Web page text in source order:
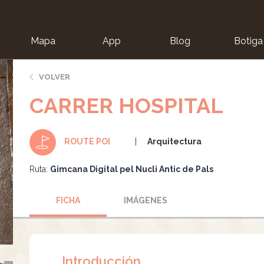
Mapa App Blog Botiga
VOLVER
CARRER HOSPITAL
ROUTE POI Arquitectura
Ruta: Gimcana Digital pel Nucli Antic de Pals
FICHA IMÁGENES